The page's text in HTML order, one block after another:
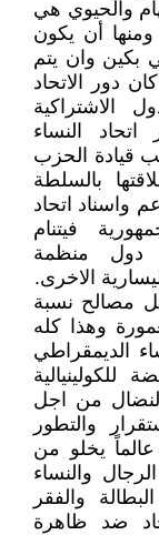
والحيوي هي
ومنها أن يكون
بكين وان يتم
دور الاتحاد
الاشتراكية
النساء
قيادة الحزب
بالسلطة
واسناد اتحاد
فيتنام
دول منظمة
الاخرى.
مصالح نسبة
المعمورة وهذا كله
الديمقراطي
للكولينيالية
من اجل
والتطور
عالماً يخلو من
والنساء
والفقر
ضد ظاهرة